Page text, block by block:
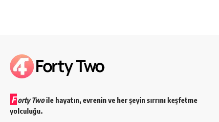
F orty Twoile hayatın, evrenin ve her şeyin sırrını keşfetme
yolculuğu.